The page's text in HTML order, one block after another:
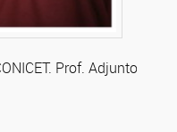
Prof. Adjunto